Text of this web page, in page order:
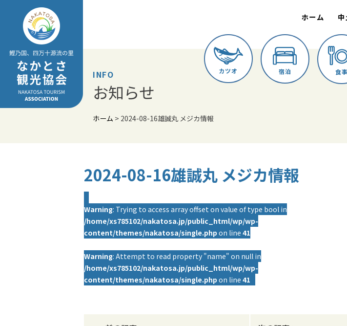
content
ホーム
カツオ 宿泊 食事
INFO
お知らせ
ホーム > 2024-08-16雄誠丸 メジカ情報
2024-08-16雄誠丸 メジカ情報
Warning: Trying to access array offset on value of type bool in
/home/xs785102/nakatosa.jp/public_html/wp/wp-
content/themes/nakatosa/single.php on line 41
Warning: Attempt to read property "name" on null in
/home/xs785102/nakatosa.jp/public_html/wp/wp-
content/themes/nakatosa/single.php on line 41